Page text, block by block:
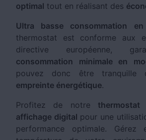
optimal tout en réalisant des
Ultra basse consommation
thermostat est conforme aux
directive européenne,
consommation minimale en
pouvez donc être tranquille
empreinte énergétique.
Profitez de notre
affichage digital pour une
performance optimale. Gérez